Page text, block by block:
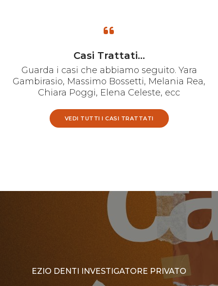
Casi Trattati...
Guarda i casi che abbiamo seguito. Yara
Gambirasio, Massimo Bossetti, Melania Rea,
Chiara Poggi, Elena Celeste, ecc
VEDI TUTTI I CASI TRATTATI
EZIO DENTI INVESTIGATORE PRIVATO